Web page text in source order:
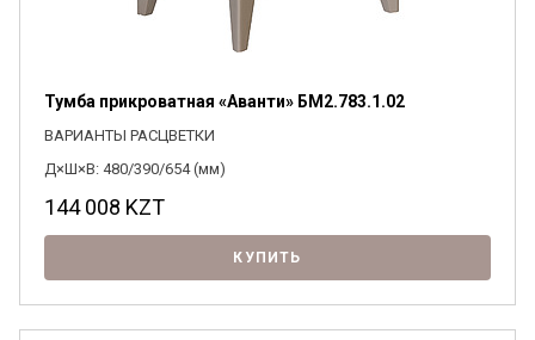
Тумба прикроватная «Аванти» БМ2.783.1.02
ВАРИАНТЫ РАСЦВЕТКИ
Д×Ш×В: 480/390/654 (мм)
144 008 KZT
КУПИТЬ